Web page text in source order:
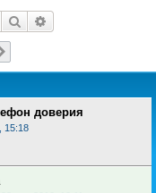
Поиск
доверия
15:18